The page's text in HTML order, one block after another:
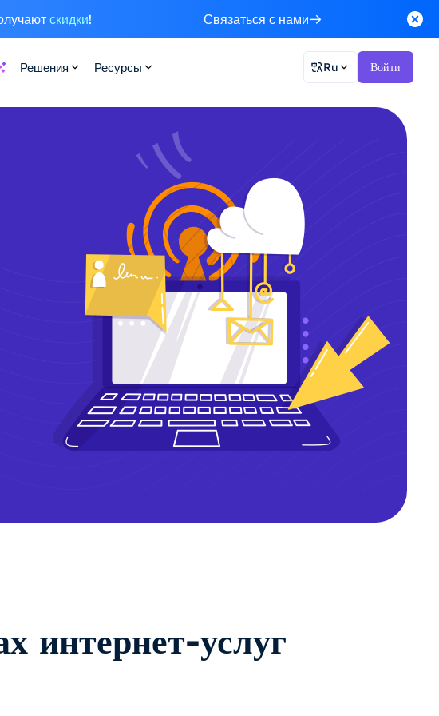
скидки! Связаться с нами
Решения Ресурсы Ru Войти
интернет-услуг